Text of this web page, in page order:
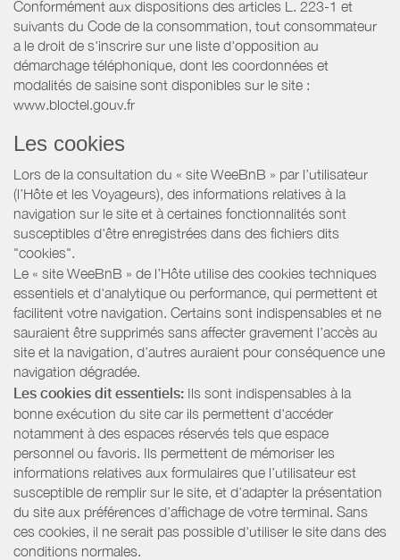
Conformément aux dispositions des articles L. 223-1 et
suivants du Code de la consommation, tout consommateur
a le droit de s'inscrire sur une liste d'opposition au
démarchage téléphonique, dont les coordonnées et
modalités de saisine sont disponibles sur le site :
www.bloctel.gouv.fr
Les cookies
Lors de la consultation du « site WeeBnB » par l’utilisateur
(l’Hôte et les Voyageurs), des informations relatives à la
navigation sur le site et à certaines fonctionnalités sont
susceptibles d'être enregistrées dans des fichiers dits
"cookies".
Le « site WeeBnB » de l’Hôte utilise des cookies techniques
essentiels et d'analytique ou performance, qui permettent et
facilitent votre navigation. Certains sont indispensables et ne
sauraient être supprimés sans affecter gravement l’accès au
site et la navigation, d’autres auraient pour conséquence une
navigation dégradée.
Les cookies dit essentiels: Ils sont indispensables à la
bonne exécution du site car ils permettent d'accéder
notamment à des espaces réservés tels que espace
personnel ou favoris. Ils permettent de mémoriser les
informations relatives aux formulaires que l’utilisateur est
susceptible de remplir sur le site, et d’adapter la présentation
du site aux préférences d’affichage de votre terminal. Sans
ces cookies, il ne serait pas possible d'utiliser le site dans des
conditions normales.